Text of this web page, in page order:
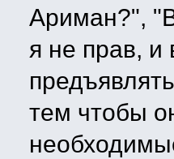
Ариман?",
я не прав,
тем чтобы